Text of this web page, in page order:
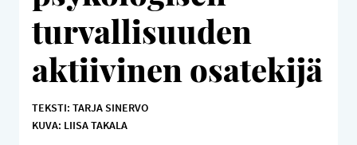
turvallisuuden
aktiivinen osatekijä
TEKSTI: TARJA SINERVO
KUVA: LIISA TAKALA